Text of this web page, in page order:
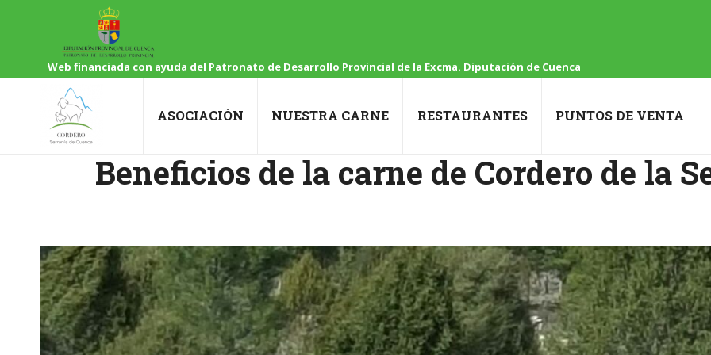
Web financiada con ayuda del Patronato de Desarrollo Provincial de la Excma. Diputación de Cuenca
ASOCIACIÓN NUESTRA CARNE RESTAURANTES PUNTOS DE VENTA
Beneficios de la carne de Cordero de la